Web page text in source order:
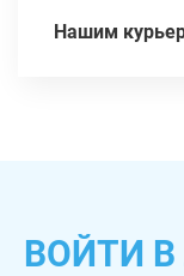
Нашим
ВОЙТИ